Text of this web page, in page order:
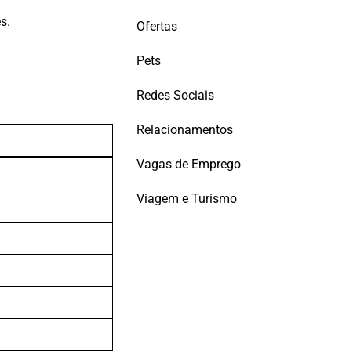
Ofertas
Pets
Redes Sociais
Relacionamentos
Vagas de Emprego
Viagem e Turismo